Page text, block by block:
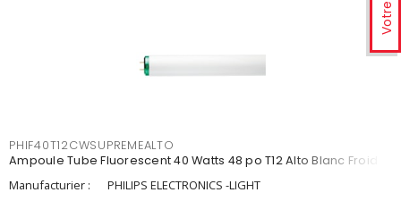
PHIF40T12CWSUPREMEALTO
Ampoule Tube Fluorescent 40 Watts 48 po T12 Alto Blanc Froid
Manufacturier :
PHILIPS ELECTRONICS -LIGHT